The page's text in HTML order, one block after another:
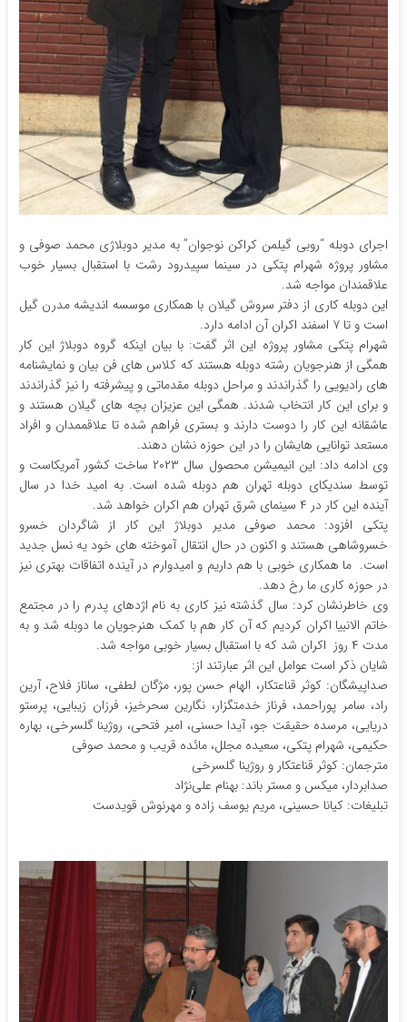
اجرای دوبله “روبی گیلمن کراکن نوجوان” به مدیر دوبلاژی محمد صوفی و
مشاور پروژه شهرام پتکی در سینما سپیدرود رشت با استقبال بسیار خوب
علاقمندان مواجه شد.
این دوبله کاری از دفتر سروش گیلان با همکاری موسسه اندیشه مدرن گیل
است و تا ۷ اسفند اکران آن ادامه دارد.
شهرام پتکی مشاور پروژه این اثر گفت: با بیان اینکه گروه دوبلاژ این کار
همگی از هنرجویان رشته دوبله هستند که کلاس های فن بیان و نمایشنامه
های رادیویی را گذراندند و مراحل دوبله مقدماتی و پیشرفته را نیز گذراندند
و برای این کار انتخاب شدند. همگی این عزیزان بچه های گیلان هستند و
عاشقانه این کار را دوست دارند و بستری فراهم شده تا علاقممدان و افراد
مستعد توانایی هایشان را در این حوزه نشان دهند.
وی ادامه داد: این انیمیشن محصول سال ۲۰۲۳ ساخت کشور آمریکاست و
توسط سندیکای دوبله تهران هم دوبله شده است. به امید خدا در سال
آینده این کار در ۴ سینمای شرق تهران هم اکران خواهد شد.
پتکی افزود: محمد صوفی مدیر دوبلاژ این کار از شاگردان خسرو
خسروشاهی هستند و اکنون در حال انتقال آموخته های خود یه نسل جدید
است. ما همکاری خوبی با هم داریم و امیدوارم در آینده اتفاقات بهتری نیز
در حوزه کاری ما رخ دهد.
وی خاطرنشان کرد: سال گذشته نیز کاری به نام اژدهای پدرم را در مجتمع
خاتم الانبیا اکران کردیم که آن کار هم با کمک هنرجویان ما دوبله شد و به
مدت ۴ روز اکران شد که با استقبال بسیار خوبی مواجه شد.
شایان ذکر است عوامل این اثر عبارتند از:
صداپیشگان: کوثر قناعتکار، الهام حسن پور، مژگان لطفی، ساناز فلاح، آرین
راد، سامر پوراحمد، فرناز خدمتگزار، نگارین سحرخیز، فرزان زیبایی، پرستو
دریایی، مرسده حقیقت جو، آیدا حسنی، امیر فتحی، روژینا گلسرخی، بهاره
حکیمی، شهرام پتکی، سعیده مجلل، مائده قریب و محمد صوفی
مترجمان: کوثر قناعتکار و روژینا گلسرخی
صدابردار، میکس و مستر باند: بهنام علی‌نژاد
تبلیغات: کیانا حسینی، مریم یوسف زاده و مهرنوش قویدست